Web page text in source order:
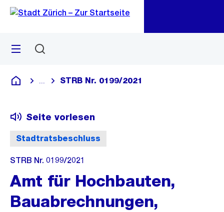
Navigation
Sprunglink
Menü
Deutsch
Blende alle Breadcrumbs ein
STRB Nr. 0199/2021
Stadtratsbeschluss
Seite vorlesen
STRB Nr. 0199/2021
Amt für Hochbauten,
Bauabrechnungen,